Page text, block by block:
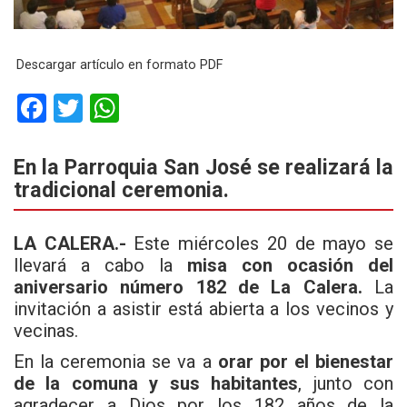
Descargar artículo en formato PDF
F
ce
b
o
k
T
tt
er
at
s
p
p
En la Parroquia San José se realizará la
tradicional ceremonia.
LA CALERA.- Este miércoles 20 de mayo se
llevará a cabo la misa con ocasión del
aniversario número 182 de La Calera. La
invitación a asistir está abierta a los vecinos y
vecinas.
En la ceremonia se va aorar por el bienestar
de la comuna y sus habitantes, junto con